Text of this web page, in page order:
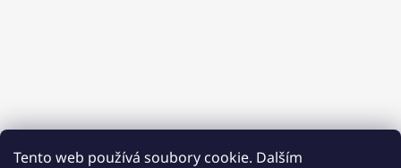
Tento web používá soubory cookie. Dalším